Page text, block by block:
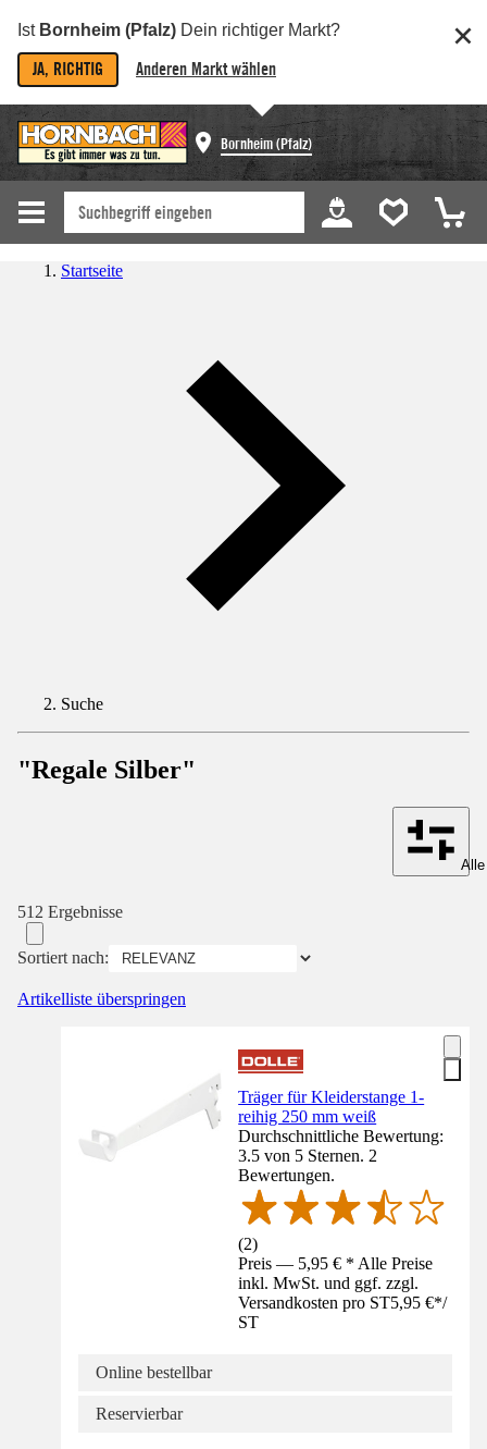
Ist Bornheim (Pfalz) Dein richtiger Markt?
JA, RICHTIG Anderen Markt wählen
Bornheim (Pfalz)
Startseite
Suche
"Regale Silber"
512 Ergebnisse
Sortiert nach:
Artikelliste überspringen
Träger für Kleiderstange 1-
reihig 250 mm weiß
Durchschnittliche Bewertung:
3.5 von 5 Sternen. 2
Bewertungen.
(2)
Preis — 5,95 € * Alle Preise
inkl. MwSt. und ggf. zzgl.
Versandkosten pro ST5,95 €*/
ST
Online bestellbar
Reservierbar